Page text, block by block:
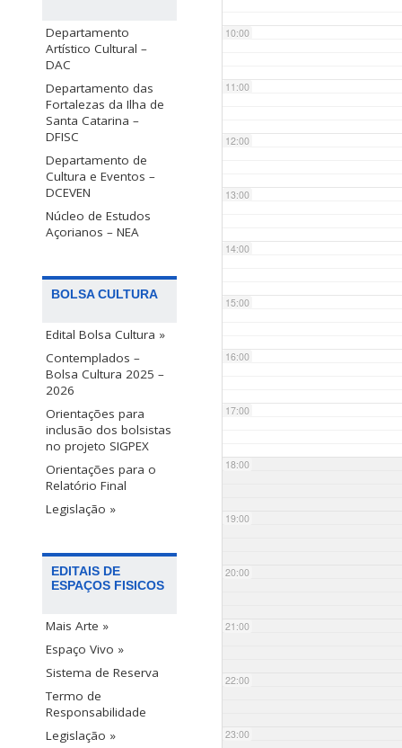
Departamento
Artístico Cultural –
DAC
Departamento das
Fortalezas da Ilha de
Santa Catarina –
DFISC
Departamento de
Cultura e Eventos –
DCEVEN
Núcleo de Estudos
Açorianos – NEA
BOLSA CULTURA
Edital Bolsa Cultura »
Contemplados –
Bolsa Cultura 2025 –
2026
Orientações para
inclusão dos bolsistas
no projeto SIGPEX
Orientações para o
Relatório Final
Legislação »
EDITAIS DE
ESPAÇOS FISICOS
Mais Arte »
Espaço Vivo »
Sistema de Reserva
Termo de
Responsabilidade
Legislação »
10:00
11:00
12:00
13:00
14:00
15:00
16:00
17:00
18:00
19:00
20:00
21:00
22:00
23:00